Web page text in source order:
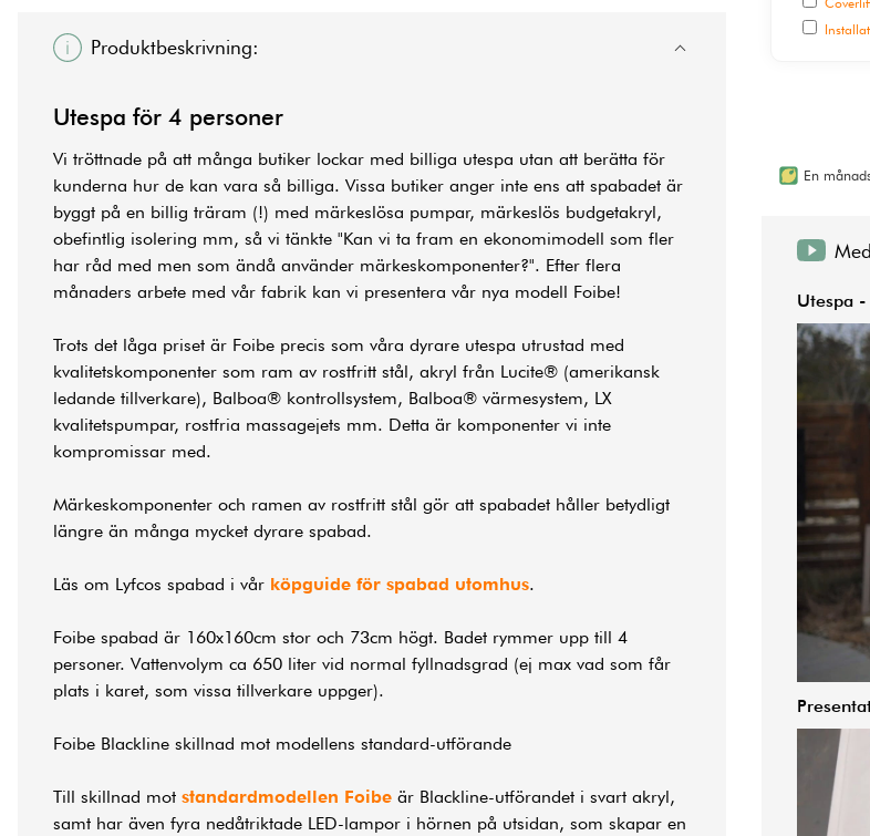
En
Produktbeskrivning:
Utespa för 4 personer
Vi tröttnade på att många butiker lockar med billiga utespa utan att berätta för
kunderna hur de kan vara så billiga. Vissa butiker anger inte ens att spabadet är
byggt på en billig träram (!) med märkeslösa pumpar, märkeslös budgetakryl,
obefintlig isolering mm, så vi tänkte "Kan vi ta fram en ekonomimodell som fler
har råd med men som ändå använder märkeskomponenter?". Efter flera
månaders arbete med vår fabrik kan vi presentera vår nya modell Foibe!
Trots det låga priset är Foibe precis som våra dyrare utespa utrustad med
kvalitetskomponenter som ram av rostfritt stål, akryl från Lucite® (amerikansk
ledande tillverkare), Balboa® kontrollsystem, Balboa® värmesystem, LX
kvalitetspumpar, rostfria massagejets mm. Detta är komponenter vi inte
kompromissar med.
Märkeskomponenter och ramen av rostfritt stål gör att spabadet håller betydligt
längre än många mycket dyrare spabad.
Läs om Lyfcos spabad i vår köpguide för spabad utomhus.
Foibe spabad är 160x160cm stor och 73cm högt. Badet rymmer upp till 4
personer. Vattenvolym ca 650 liter vid normal fyllnadsgrad (ej max vad som får
plats i karet, som vissa tillverkare uppger).
Foibe Blackline skillnad mot modellens standard-utförande
Till skillnad mot standardmodellen Foibe är Blackline-utförandet i svart akryl,
samt har även fyra nedåtriktade LED-lampor i hörnen på utsidan, som skapar en
Utespa